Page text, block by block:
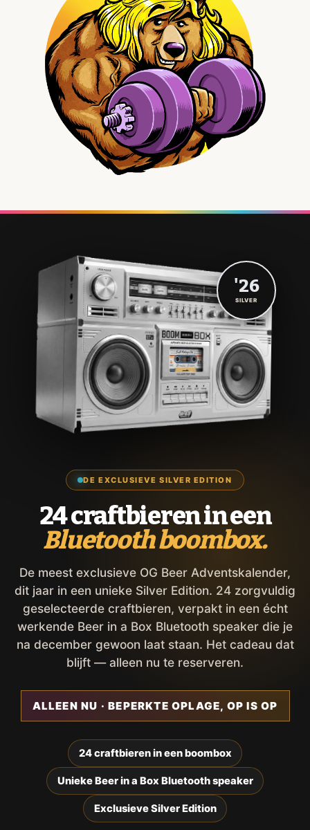
DE EXCLUSIEVE SILVER EDITION
24 craftbieren in een
Bluetooth boombox.
De meest exclusieve OG Beer Adventskalender,
dit jaar in een unieke Silver Edition. 24 zorgvuldig
geselecteerde craftbieren, verpakt in een écht
werkende Beer in a Box Bluetooth speaker die je
na december gewoon laat staan. Het cadeau dat
blijft — alleen nu te reserveren.
ALLEEN NU · BEPERKTE OPLAGE, OP IS OP
24 craftbieren in een boombox
Unieke Beer in a Box Bluetooth speaker
Exclusieve Silver Edition
'26
SILVER